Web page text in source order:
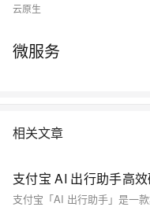
云原生
微服务
相关文章